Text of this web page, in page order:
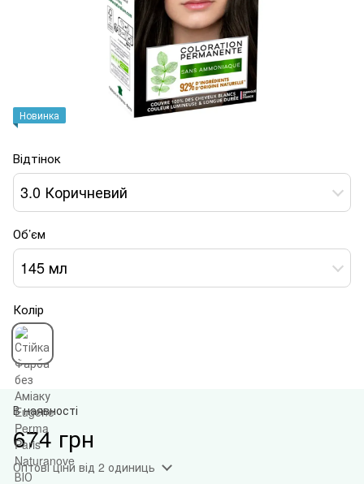
Новинка
Відтінок
3.0 Коричневий
Об’єм
145 мл
Колір
В наявності
674 грн
Оптові ціни від 2 одиниць